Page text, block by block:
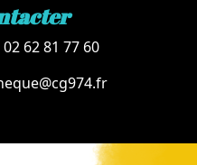
02 62 81 77 60